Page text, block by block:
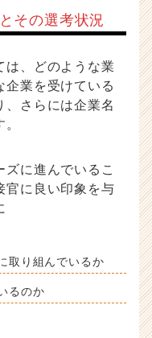
その選考状況
は、どのような業
企業を受けている
、さらには企業名
ズに進んでいるこ
官に良い印象を与
取り組んでいるか
るのか